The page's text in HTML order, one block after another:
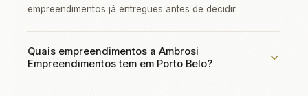
empreendimentos já entregues antes de decidir.
Quais empreendimentos a Ambrosi
Empreendimentos tem em Porto Belo?